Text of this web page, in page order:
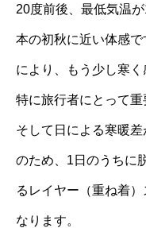
20度前後、最低気温
本の初秋に近い体感
により、もう少し寒く
特に旅行者にとって重
そして日による寒暖
のため、1日のうちに
るレイヤー（重ね着
なります。